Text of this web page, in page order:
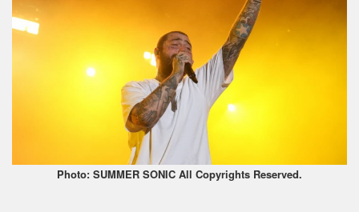
Photo: SUMMER SONIC All Copyrights Reserved.